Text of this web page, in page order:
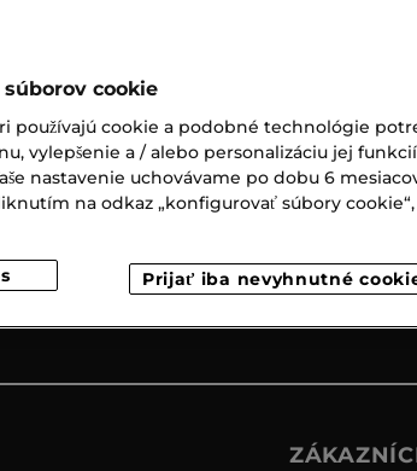
Expresný
osobný
odber
cookie
používajú cookie a podobné technológie
vylepšenie a / alebo personalizáciu jej
nastavenie uchovávame po dobu 6
na odkaz „konfigurovať súbory
Prijať iba nevyhnutné